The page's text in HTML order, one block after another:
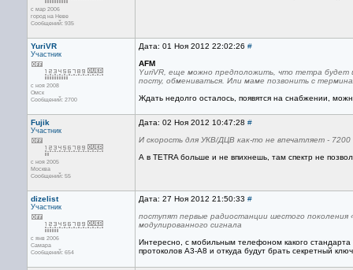
с мар 2006
город на Неве
Сообщений: 935
YuriVR
Участник
с ноя 2008
Омск
Сообщений: 2700
Дата: 01 Ноя 2012 22:02:26 #
AFM
YuriVR, еще можно предположить, что тетра будет
посту, обмениваться. Или маме позвонить с
Ждать недолго осталось, появятся на снабжении,
Fujik
Участник
с ноя 2005
Москва
Сообщений: 55
Дата: 02 Ноя 2012 10:47:28 #
И скорость для УКВ/ДЦВ как-то не впечатляет -
А в TETRA больше и не впихнешь, там спектр не
dizelist
Участник
с янв 2006
Самара
Сообщений: 654
Дата: 27 Ноя 2012 21:50:33 #
поступят первые радиостанции шестого поколения
модулированного сигнала
Интересно, с мобильным телефоном какого
протоколов А3-А8 и откуда будут брать секретный